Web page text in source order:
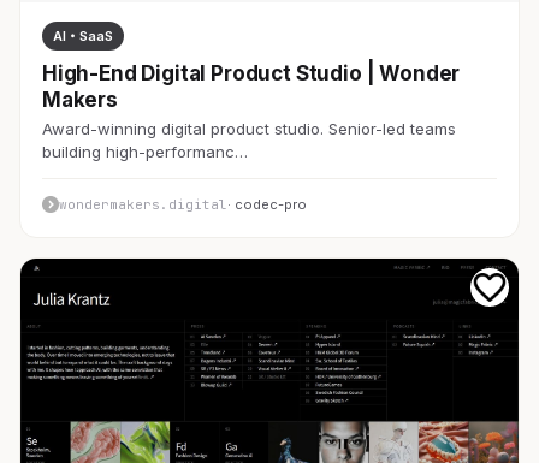
AI・SaaS
High-End Digital Product Studio | Wonder
Makers
Award-winning digital product studio. Senior-led teams
building high-performanc…
wondermakers.digital · codec-pro